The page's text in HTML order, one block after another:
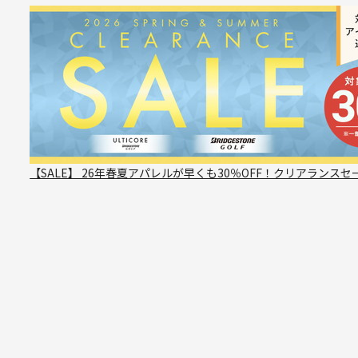
【SALE】 26年春夏アパレルが早くも30％OFF！クリアランスセ